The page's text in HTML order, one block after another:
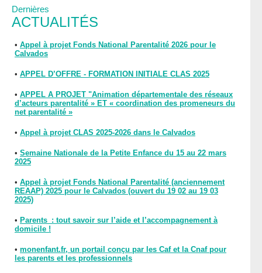
Dernières
ACTUALITÉS
• Appel à projet Fonds National Parentalité 2026 pour le
Calvados
• APPEL D’OFFRE - FORMATION INITIALE CLAS 2025
• APPEL A PROJET "Animation départementale des réseaux
d’acteurs parentalité » ET « coordination des promeneurs du
net parentalité »
• Appel à projet CLAS 2025-2026 dans le Calvados
• Semaine Nationale de la Petite Enfance du 15 au 22 mars
2025
• Appel à projet Fonds National Parentalité (anciennement
REAAP) 2025 pour le Calvados (ouvert du 19 02 au 19 03
2025)
• Parents : tout savoir sur l’aide et l’accompagnement à
domicile !
• monenfant.fr, un portail conçu par les Caf et la Cnaf pour
les parents et les professionnels